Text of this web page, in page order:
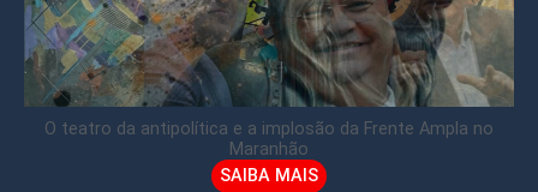
O teatro da antipolítica e a implosão da Frente Ampla no
Maranhão
SAIBA MAIS